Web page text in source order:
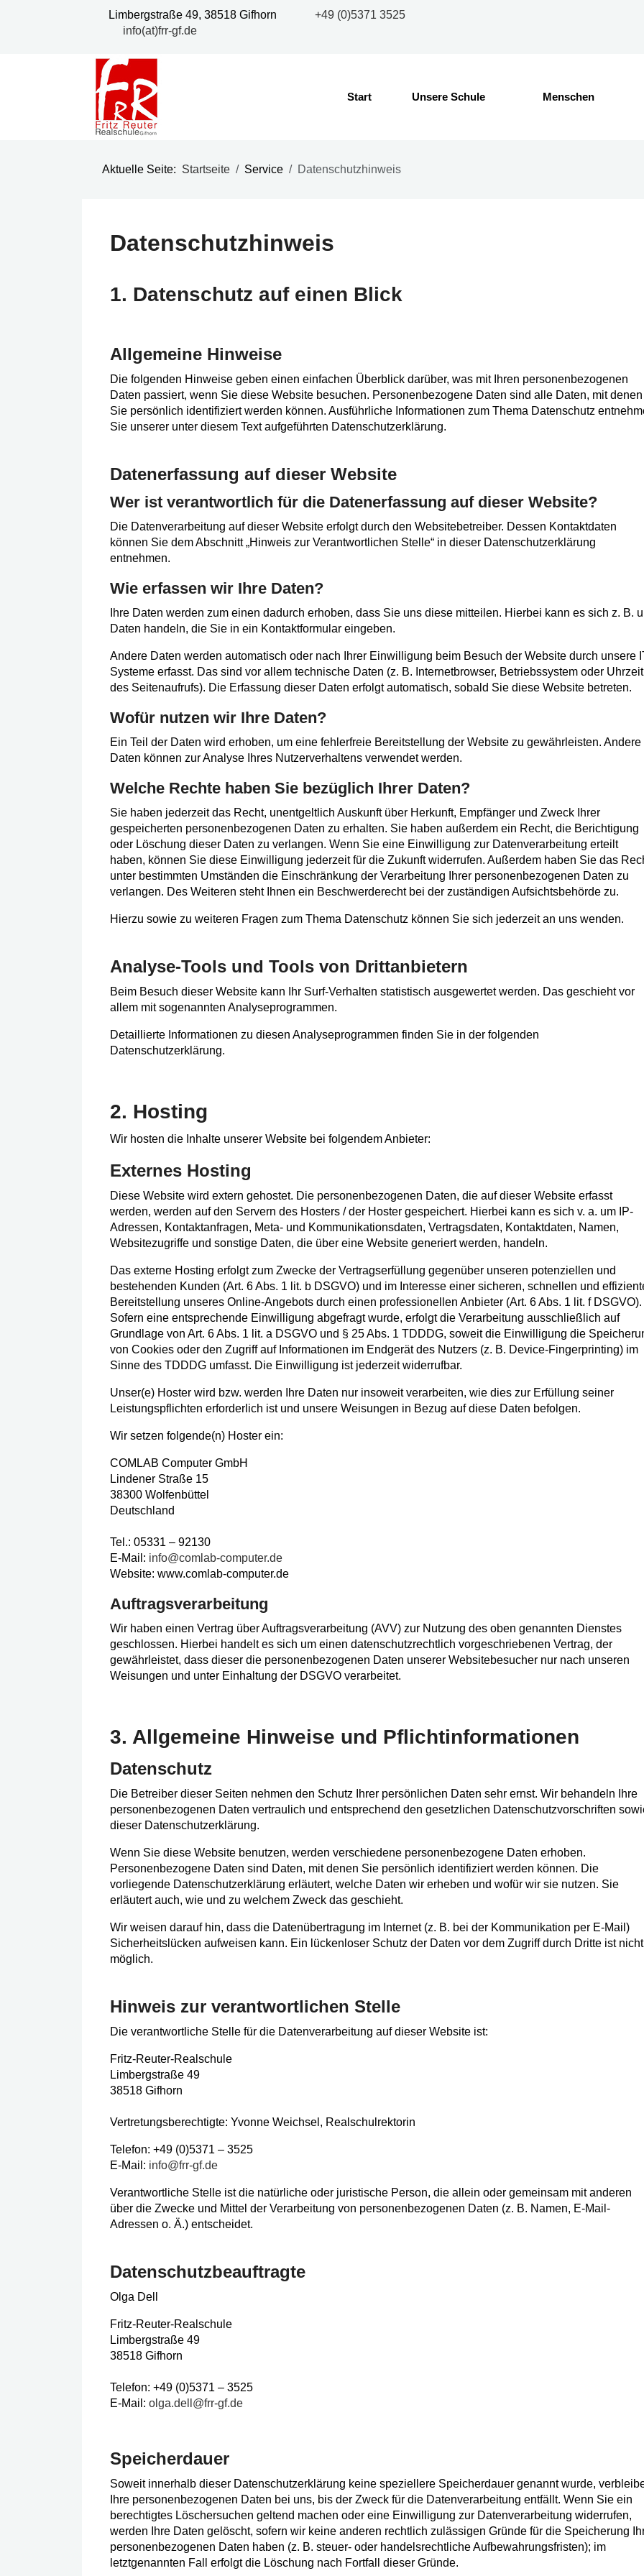
Limbergstraße 49, 38518 Gifhorn
+49 (0)5371 3525
info(at)frr-gf.de
Start Unsere Schule Menschen
Aktuelle Seite: Startseite Service Datenschutzhinweis
Datenschutzhinweis
1. Datenschutz auf einen Blick
Allgemeine Hinweise
Die folgenden Hinweise geben einen einfachen Überblick darüber, was mit Ihren personenbezogenen
Daten passiert, wenn Sie diese Website besuchen. Personenbezogene Daten sind alle Daten, mit denen
Sie persönlich identifiziert werden können. Ausführliche Informationen zum Thema Datenschutz
Sie unserer unter diesem Text aufgeführten Datenschutzerklärung.
Datenerfassung auf dieser Website
Wer ist verantwortlich für die Datenerfassung auf dieser Website?
Die Datenverarbeitung auf dieser Website erfolgt durch den Websitebetreiber. Dessen Kontaktdaten
können Sie dem Abschnitt „Hinweis zur Verantwortlichen Stelle“ in dieser Datenschutzerklärung
entnehmen.
Wie erfassen wir Ihre Daten?
Ihre Daten werden zum einen dadurch erhoben, dass Sie uns diese mitteilen. Hierbei kann es sich z. B.
Daten handeln, die Sie in ein Kontaktformular eingeben.
Andere Daten werden automatisch oder nach Ihrer Einwilligung beim Besuch der Website durch unsere
Systeme erfasst. Das sind vor allem technische Daten (z. B. Internetbrowser, Betriebssystem oder Uhrzeit
des Seitenaufrufs). Die Erfassung dieser Daten erfolgt automatisch, sobald Sie diese Website betreten.
Wofür nutzen wir Ihre Daten?
Ein Teil der Daten wird erhoben, um eine fehlerfreie Bereitstellung der Website zu gewährleisten. Andere
Daten können zur Analyse Ihres Nutzerverhaltens verwendet werden.
Welche Rechte haben Sie bezüglich Ihrer Daten?
Sie haben jederzeit das Recht, unentgeltlich Auskunft über Herkunft, Empfänger und Zweck Ihrer
gespeicherten personenbezogenen Daten zu erhalten. Sie haben außerdem ein Recht, die Berichtigung
oder Löschung dieser Daten zu verlangen. Wenn Sie eine Einwilligung zur Datenverarbeitung erteilt
haben, können Sie diese Einwilligung jederzeit für die Zukunft widerrufen. Außerdem haben Sie das
unter bestimmten Umständen die Einschränkung der Verarbeitung Ihrer personenbezogenen Daten zu
verlangen. Des Weiteren steht Ihnen ein Beschwerderecht bei der zuständigen Aufsichtsbehörde zu.
Hierzu sowie zu weiteren Fragen zum Thema Datenschutz können Sie sich jederzeit an uns wenden.
Analyse-Tools und Tools von Dritt­anbietern
Beim Besuch dieser Website kann Ihr Surf-Verhalten statistisch ausgewertet werden. Das geschieht vor
allem mit sogenannten Analyseprogrammen.
Detaillierte Informationen zu diesen Analyseprogrammen finden Sie in der folgenden
Datenschutzerklärung.
2. Hosting
Wir hosten die Inhalte unserer Website bei folgendem Anbieter:
Externes Hosting
Diese Website wird extern gehostet. Die personenbezogenen Daten, die auf dieser Website erfasst
werden, werden auf den Servern des Hosters / der Hoster gespeichert. Hierbei kann es sich v. a. um IP-
Adressen, Kontaktanfragen, Meta- und Kommunikationsdaten, Vertragsdaten, Kontaktdaten, Namen,
Websitezugriffe und sonstige Daten, die über eine Website generiert werden, handeln.
Das externe Hosting erfolgt zum Zwecke der Vertragserfüllung gegenüber unseren potenziellen und
bestehenden Kunden (Art. 6 Abs. 1 lit. b DSGVO) und im Interesse einer sicheren, schnellen und
Bereitstellung unseres Online-Angebots durch einen professionellen Anbieter (Art. 6 Abs. 1 lit. f DSGVO).
Sofern eine entsprechende Einwilligung abgefragt wurde, erfolgt die Verarbeitung ausschließlich auf
Grundlage von Art. 6 Abs. 1 lit. a DSGVO und § 25 Abs. 1 TDDDG, soweit die Einwilligung die
von Cookies oder den Zugriff auf Informationen im Endgerät des Nutzers (z. B. Device-Fingerprinting) im
Sinne des TDDDG umfasst. Die Einwilligung ist jederzeit widerrufbar.
Unser(e) Hoster wird bzw. werden Ihre Daten nur insoweit verarbeiten, wie dies zur Erfüllung seiner
Leistungspflichten erforderlich ist und unsere Weisungen in Bezug auf diese Daten befolgen.
Wir setzen folgende(n) Hoster ein:
COMLAB Computer GmbH
Lindener Straße 15
38300 Wolfenbüttel
Deutschland
Tel.: 05331 – 92130
E-Mail: info@comlab-computer.de
Website: www.comlab-computer.de
Auftragsverarbeitung
Wir haben einen Vertrag über Auftragsverarbeitung (AVV) zur Nutzung des oben genannten Dienstes
geschlossen. Hierbei handelt es sich um einen datenschutzrechtlich vorgeschriebenen Vertrag, der
gewährleistet, dass dieser die personenbezogenen Daten unserer Websitebesucher nur nach unseren
Weisungen und unter Einhaltung der DSGVO verarbeitet.
3. Allgemeine Hinweise und Pflicht­informationen
Datenschutz
Die Betreiber dieser Seiten nehmen den Schutz Ihrer persönlichen Daten sehr ernst. Wir behandeln Ihre
personenbezogenen Daten vertraulich und entsprechend den gesetzlichen Datenschutzvorschriften
dieser Datenschutzerklärung.
Wenn Sie diese Website benutzen, werden verschiedene personenbezogene Daten erhoben.
Personenbezogene Daten sind Daten, mit denen Sie persönlich identifiziert werden können. Die
vorliegende Datenschutzerklärung erläutert, welche Daten wir erheben und wofür wir sie nutzen. Sie
erläutert auch, wie und zu welchem Zweck das geschieht.
Wir weisen darauf hin, dass die Datenübertragung im Internet (z. B. bei der Kommunikation per E-Mail)
Sicherheitslücken aufweisen kann. Ein lückenloser Schutz der Daten vor dem Zugriff durch Dritte ist nicht
möglich.
Hinweis zur verantwortlichen Stelle
Die verantwortliche Stelle für die Datenverarbeitung auf dieser Website ist:
Fritz-Reuter-Realschule
Limbergstraße 49
38518 Gifhorn
Vertretungsberechtigte: Yvonne Weichsel, Realschulrektorin
Telefon: +49 (0)5371 – 3525
E-Mail: info@frr-gf.de
Verantwortliche Stelle ist die natürliche oder juristische Person, die allein oder gemeinsam mit anderen
über die Zwecke und Mittel der Verarbeitung von personenbezogenen Daten (z. B. Namen, E-Mail-
Adressen o. Ä.) entscheidet.
Datenschutzbeauftragte
Olga Dell
Fritz-Reuter-Realschule
Limbergstraße 49
38518 Gifhorn
Telefon: +49 (0)5371 – 3525
E-Mail: olga.dell@frr-gf.de
Speicherdauer
Soweit innerhalb dieser Datenschutzerklärung keine speziellere Speicherdauer genannt wurde,
Ihre personenbezogenen Daten bei uns, bis der Zweck für die Datenverarbeitung entfällt. Wenn Sie ein
berechtigtes Löschersuchen geltend machen oder eine Einwilligung zur Datenverarbeitung widerrufen,
werden Ihre Daten gelöscht, sofern wir keine anderen rechtlich zulässigen Gründe für die Speicherung
personenbezogenen Daten haben (z. B. steuer- oder handelsrechtliche Aufbewahrungsfristen); im
letztgenannten Fall erfolgt die Löschung nach Fortfall dieser Gründe.